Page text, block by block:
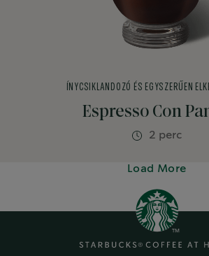
Espresso Con
ÍNYCSIKLANDOZÓ ÉS EGYSZERŰEN
2 perc
Load More